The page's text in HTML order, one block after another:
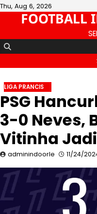
Skip
Thu, Aug 6, 2026
FOOTBALL
LIGA PRANCIS
PSG
3-0 Neves,
Vitinha
adminindoorle 11/24/